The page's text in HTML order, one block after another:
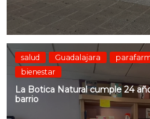
salud Guadalajara
bienestar
La Botica Natural cumple 24
barrio